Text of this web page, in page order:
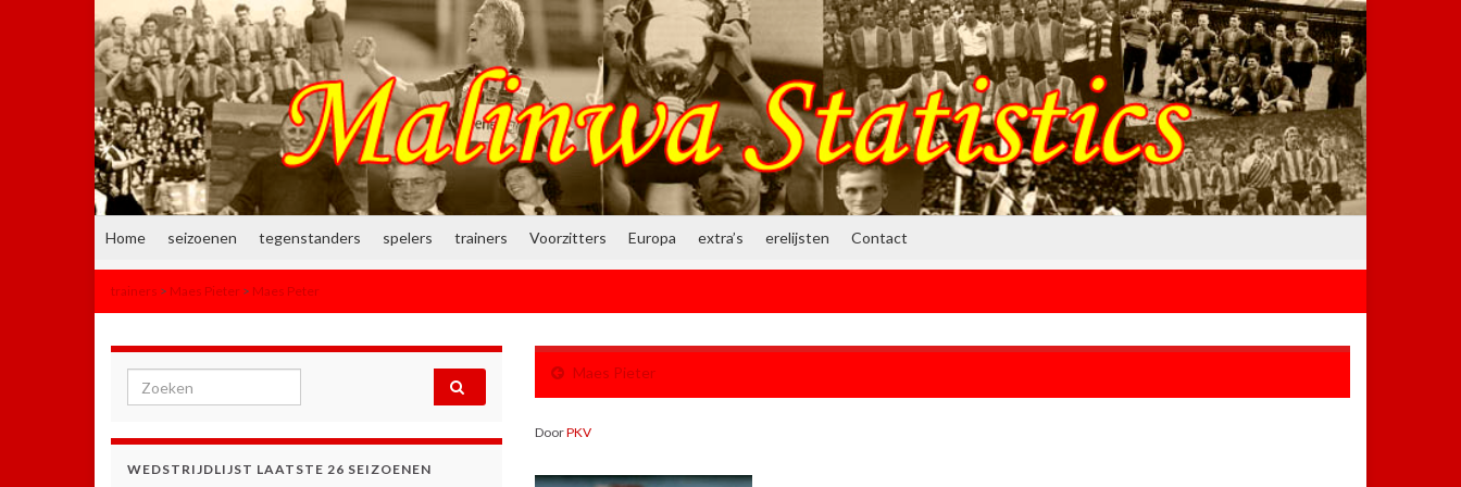
Home seizoenen tegenstanders spelers trainers Voorzitters Europa extra’s erelijsten Contact
trainers > Maes Pieter > Maes Peter
Maes Pieter
DoorPKV
Search for:
WEDSTRIJDLIJST LAATSTE 26 SEIZOENEN